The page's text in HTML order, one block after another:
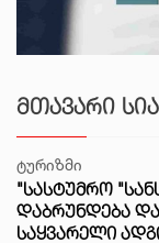
ᲛᲗᲐᲕᲐᲠᲘ
ტურიზმი
"ᲡᲐᲡᲢᲣᲛᲠᲝ
ᲓᲐᲑᲠᲣᲜᲓᲔᲑᲐ ᲓᲐ
ᲡᲐᲧᲕᲐᲠᲔᲚᲘ